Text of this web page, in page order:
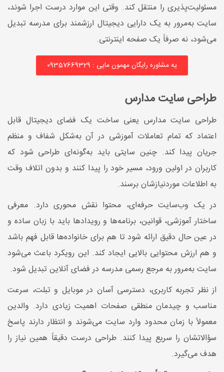
مسئولیت‌پذیری را منتقل کند. وقتی این موارد درست اجرا شوند،
سایت به‌مرور به یک دارایی دیجیتال ارزشمند برای مدرسه تبدیل
می‌شود، نه صرفاً یک صفحه اینترنتی.
یه مشاوره رایگان مهمون مایی : 09357669329
طراحی سایت مدارس
طراحی سایت مدارس یعنی ساخت یک فضای دیجیتال قابل
اعتماد که تمام تعاملات آموزشی در آن به‌شکل شفاف و منظم
جریان پیدا کند. چنین سایتی باید به‌گونه‌ای طراحی شود که
کاربران در اولین ورود، مسیر خود را پیدا کنند و بدون اتلاف وقت
به اطلاعات موردنیازشان برسند.
در یک وب‌سایت حرفه‌ای، محتوا نقش محوری دارد. معرفی
ساختار آموزشی، قوانین، برنامه‌ها و رویدادها باید با زبان ساده و
در عین حال دقیق ارائه شود تا هم برای خانواده‌ها قابل فهم باشد
و هم ارزش محتوایی بالایی ایجاد کند. این رویکرد باعث می‌شود
سایت به‌مرور به مرجع رسمی مدرسه در فضای آنلاین تبدیل شود.
از نظر تجربه کاربری، دسترسی آسان در موبایل و تبلت، سرعت
مناسب و چیدمان منطقی صفحات اهمیت زیادی دارد. والدین
معمولاً با زمان محدود وارد سایت می‌شوند و انتظار دارند پاسخ
سؤالاتشان را سریع پیدا کنند. طراحی درست دقیقاً همین نیاز را
هدف می‌گیرد.